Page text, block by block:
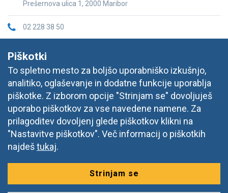
Prešernova ulica 1, 2000 Maribor
02 228 38 50
informacije@doba.si
Piškotki
To spletno mesto za boljšo uporabniško izkušnjo,
analitiko, oglaševanje in dodatne funkcije uporablja
piškotke. Z izborom opcije "Strinjam se" dovoljuješ
uporabo piškotkov za vse navedene namene. Za
prilagoditev dovoljenj glede piškotkov klikni na
"Nastavitve piškotkov". Več informacij o piškotkih
najdeštukaj.
Strinjam se